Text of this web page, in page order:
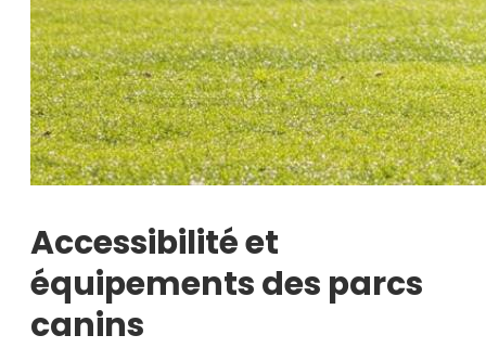
Accessibilité et
équipements des parcs
canins